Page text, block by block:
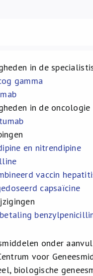
in de
gamma
in de oncologie
en nitrendipine
vaccin
capsaïcine
onder
voor
biologische